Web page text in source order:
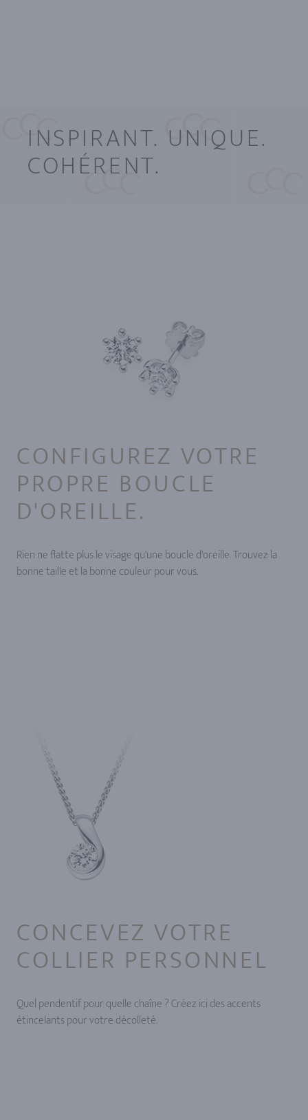
INSPIRANT. UNIQUE.
COHÉRENT.
CONFIGUREZ VOTRE
PROPRE BOUCLE
D'OREILLE.
Rien ne flatte plus le visage qu'une boucle d'oreille. Trouvez la
bonne taille et la bonne couleur pour vous.
CONCEVEZ VOTRE
COLLIER PERSONNEL
Quel pendentif pour quelle chaîne ? Créez ici des accents
étincelants pour votre décolleté.